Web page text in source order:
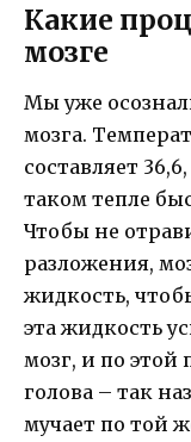
Какие
мозге
Мы уже
мозга.
составляет
таком тепле
Чтобы не
разложения,
жидкость,
эта жидкость
мозг, и по этой
голова – так
мучает по той